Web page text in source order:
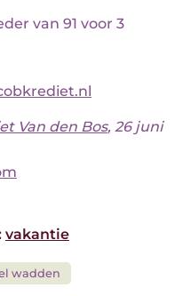
van 91 voor 3
Van den Bos, 26 juni
vakantie
wadden